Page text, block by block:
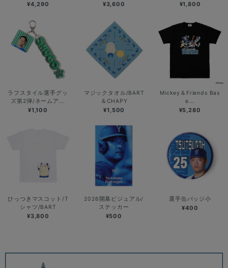
¥4,290 ¥3,600 ¥1,800
ラフスタイル選手グッ
ズ第2弾/ネームア...
¥1,100
マジックタオル/BART
＆CHAPY
¥1,500
Mickey＆Friends Bas
e...
¥5,280
ひっつきマスコット/T
シャツ/BART
¥3,800
2026開幕ビジュアル/
ステッカー
¥500
選手缶バッジ小
¥400